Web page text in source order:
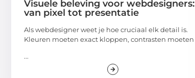
Visuele beleving voor webdesigners:
van pixel tot presentatie
Als webdesigner weet je hoe cruciaal elk detail is.
Kleuren moeten exact kloppen, contrasten moeten
...